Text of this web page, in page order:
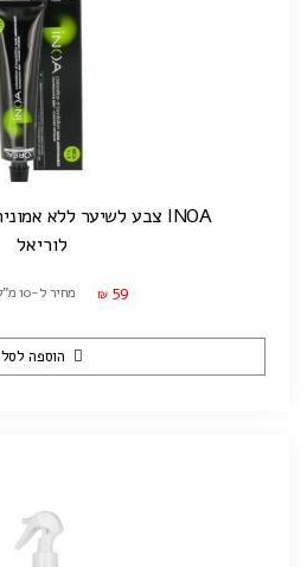
INOA צבע לשיער ללא אמוניה אינואה | 60 מ"ל
לוריאל
₪ 59 מחיר ל-10 מ"ל: ₪9.83
הוספה לסל